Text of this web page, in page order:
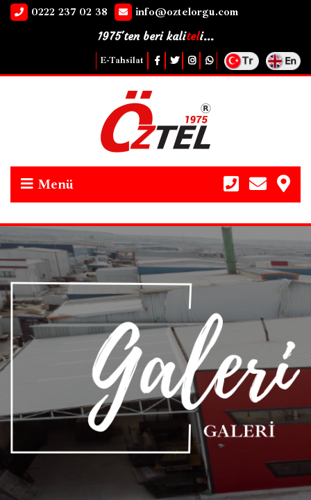
0222 237 02 38
info@oztelorgu.com
1975'ten beri kaliteli...
E-Tahsilat
Menü
Anasayfa Video Galeri